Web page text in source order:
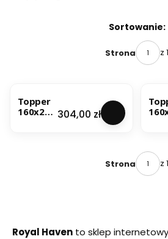
Sortowanie:
Strona z 1
Topper
160x200
na HR
Cena
304,00 zł
na
Strona z 1
Royal Haven to sklep